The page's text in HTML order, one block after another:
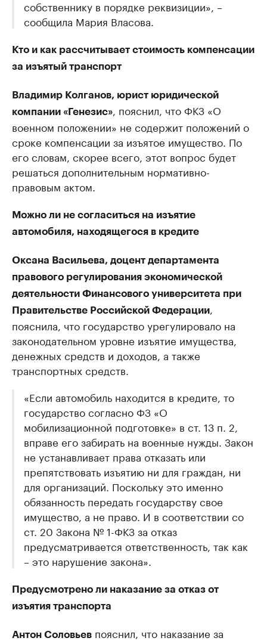
собственнику в порядке реквизиции», –
сообщила Мария Власова.
Кто и как рассчитывает стоимость компенсации
за изъятый транспорт
Владимир Колганов, юрист юридической
компании «Генезис»
, пояснил, что ФКЗ «О
военном положении» не содержит положений о
сроке компенсации за изъятое имущество. По
его словам, скорее всего, этот вопрос будет
решаться дополнительным нормативно-
правовым актом.
Можно ли не согласиться на изъятие
автомобиля, находящегося в кредите
Оксана Васильева, доцент департамента
правового регулирования экономической
деятельности Финансового университета при
Правительстве Российской Федерации
пояснила, что государство урегулировало на
законодательном уровне изъятие имущества,
денежных средств и доходов, а также
транспортных средств.
«Если автомобиль находится в кредите, то
государство согласно ФЗ «О
мобилизационной подготовке» в ст. 13 п. 2,
вправе его забирать на военные нужды. Закон
не устанавливает права отказать или
препятствовать изъятию ни для граждан, ни
для организаций. Поскольку это именно
обязанность передать государству свое
имущество, а не право. И в соответствии со
ст. 20 Закона № 1-ФКЗ за отказ
предусматривается ответственность, так как
– это нарушение закона».
Предусмотрено ли наказание за отказ от
изъятия транспорта
Антон Соловьев пояснил, что наказание за